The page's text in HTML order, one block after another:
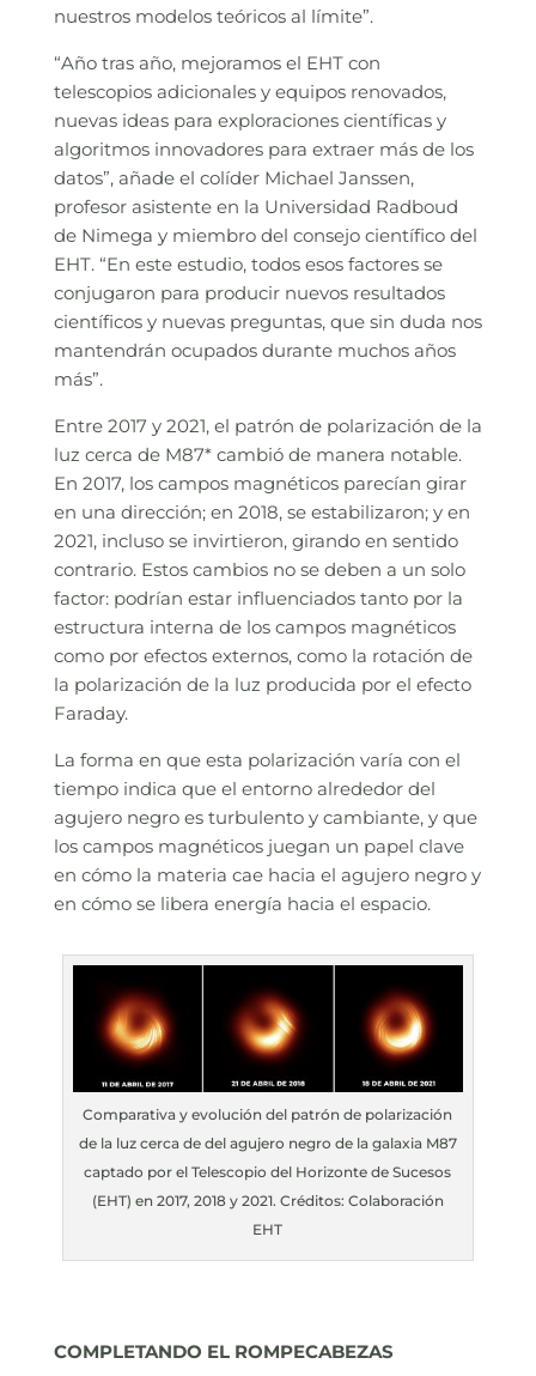
nuestros modelos teóricos al límite”.
“Año tras año, mejoramos el EHT con
telescopios adicionales y equipos renovados,
nuevas ideas para exploraciones científicas y
algoritmos innovadores para extraer más de los
datos”, añade el colíder Michael Janssen,
profesor asistente en la Universidad Radboud
de Nimega y miembro del consejo científico del
EHT. “En este estudio, todos esos factores se
conjugaron para producir nuevos resultados
científicos y nuevas preguntas, que sin duda nos
mantendrán ocupados durante muchos años
más”.
Entre 2017 y 2021, el patrón de polarización de la
luz cerca de M87* cambió de manera notable.
En 2017, los campos magnéticos parecían girar
en una dirección; en 2018, se estabilizaron; y en
2021, incluso se invirtieron, girando en sentido
contrario. Estos cambios no se deben a un solo
factor: podrían estar influenciados tanto por la
estructura interna de los campos magnéticos
como por efectos externos, como la rotación de
la polarización de la luz producida por el efecto
Faraday.
La forma en que esta polarización varía con el
tiempo indica que el entorno alrededor del
agujero negro es turbulento y cambiante, y que
los campos magnéticos juegan un papel clave
en cómo la materia cae hacia el agujero negro y
en cómo se libera energía hacia el espacio.
Comparativa y evolución del patrón de polarización
de la luz cerca de del agujero negro de la galaxia M87
captado por el Telescopio del Horizonte de Sucesos
(EHT) en 2017, 2018 y 2021. Créditos: Colaboración
EHT
COMPLETANDO EL ROMPECABEZAS